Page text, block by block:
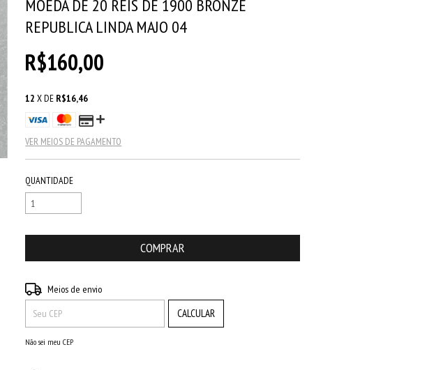
MOEDA DE 20 RÉIS DE 1900 BRONZE
REPUBLICA LINDA MAJO 04
R$160,00
12 X DE R$16,46
VER MEIOS DE PAGAMENTO
QUANTIDADE
Entregas para o CEP:
Meios de envio
CALCULAR
Não sei meu CEP